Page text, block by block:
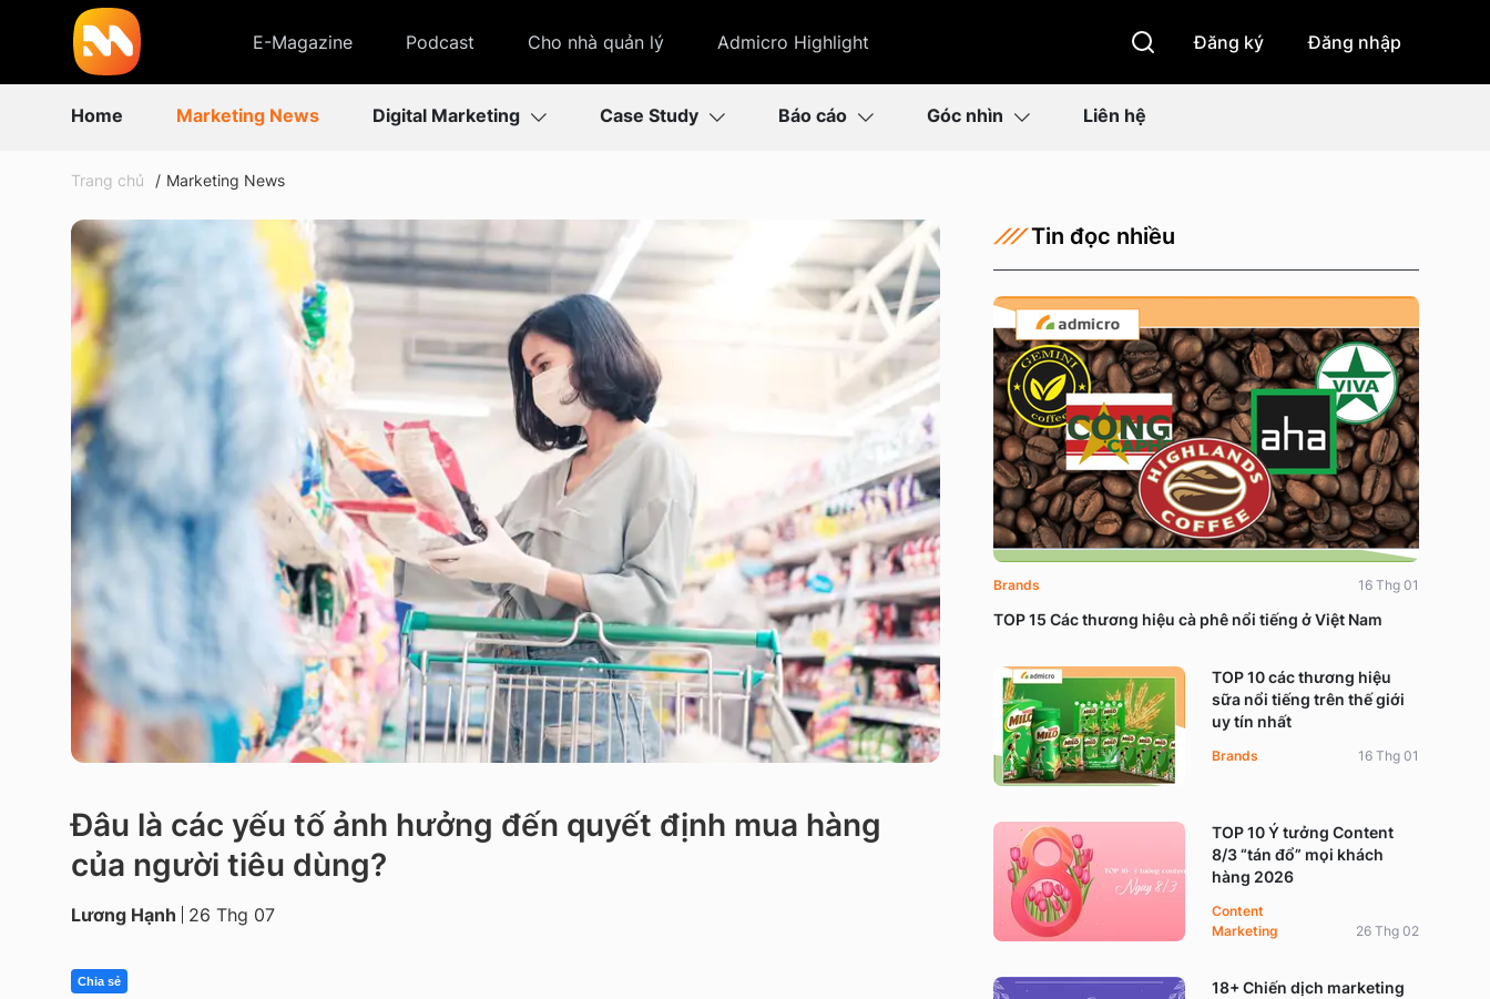
E-Magazine Podcast Cho nhà quản lý Admicro Highlight Đăng ký Đăng nhập
Home Marketing News Digital Marketing Case Study Báo cáo Góc nhìn Liên hệ
Trang chủ Marketing News
Đâu là các yếu tố ảnh hưởng đến quyết định mua hàng
của người tiêu dùng?
Lương Hạnh 26 Thg 07
Chia sẻ
Tin đọc nhiều
TOP 15 Các thương hiệu cà phê nổi tiếng ở Việt Nam
Brands 16 Thg 01
TOP 10 các thương hiệu
sữa nổi tiếng trên thế giới
uy tín nhất
Brands 16 Thg 01
TOP 10 Ý tưởng Content
8/3 “tán đổ” mọi khách
hàng 2026
Content
Marketing
26 Thg 02
18+ Chiến dịch marketing